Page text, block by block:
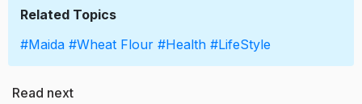
Related Topics
#Maida #Wheat Flour #Health #LifeStyle
Read next